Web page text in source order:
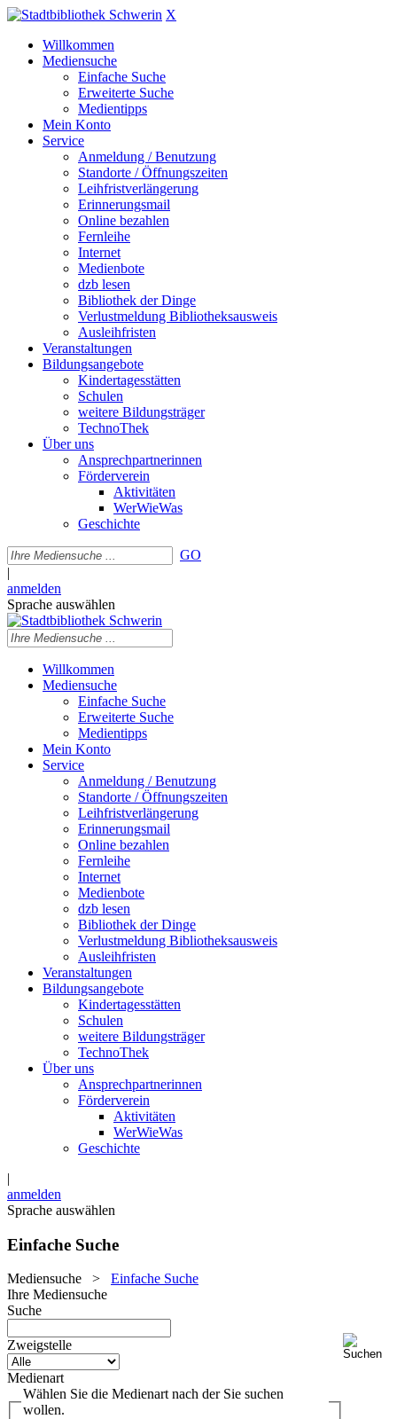
X
Willkommen
Mediensuche
Einfache Suche
Erweiterte Suche
Medientipps
Mein Konto
Service
Anmeldung / Benutzung
Standorte / Öffnungszeiten
Leihfristverlängerung
Erinnerungsmail
Online bezahlen
Fernleihe
Internet
Medienbote
dzb lesen
Bibliothek der Dinge
Verlustmeldung Bibliotheksausweis
Ausleihfristen
Veranstaltungen
Bildungsangebote
Kindertagesstätten
Schulen
weitere Bildungsträger
TechnoThek
Über uns
Ansprechpartnerinnen
Förderverein
Aktivitäten
WerWieWas
Geschichte
GO
|
anmelden
Sprache auswählen
Willkommen
Mediensuche
Einfache Suche
Erweiterte Suche
Medientipps
Mein Konto
Service
Anmeldung / Benutzung
Standorte / Öffnungszeiten
Leihfristverlängerung
Erinnerungsmail
Online bezahlen
Fernleihe
Internet
Medienbote
dzb lesen
Bibliothek der Dinge
Verlustmeldung Bibliotheksausweis
Ausleihfristen
Veranstaltungen
Bildungsangebote
Kindertagesstätten
Schulen
weitere Bildungsträger
TechnoThek
Über uns
Ansprechpartnerinnen
Förderverein
Aktivitäten
WerWieWas
Geschichte
|
anmelden
Sprache auswählen
Einfache Suche
Mediensuche > Einfache Suche
Ihre Mediensuche
Suche
Zweigstelle
Medienart
Wählen Sie die Medienart nach der Sie suchen
wollen.